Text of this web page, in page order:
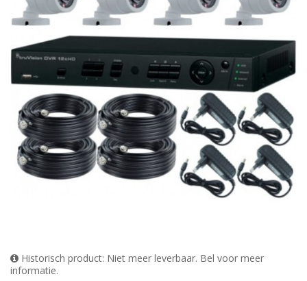
Historisch product: Niet meer leverbaar. Bel voor meer
informatie.